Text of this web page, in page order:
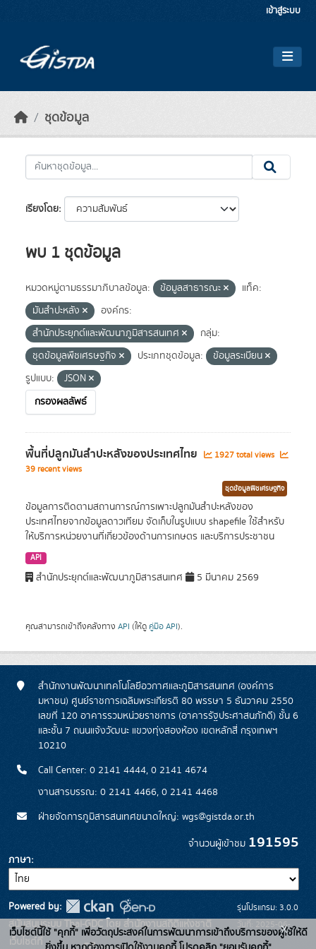
เข้าสู่ระบบ
ชุดข้อมูล
เรียงโดย
พบ 1 ชุดข้อมูล
หมวดหมู่ตามธรรมาภิบาลข้อมูล: ข้อมูลสาธารณะ
แท็ค:
มันสำปะหลัง
องค์กร:
สำนักประยุกต์และพัฒนาภูมิสารสนเทศ
กลุ่ม:
ชุดข้อมูลพืชเศรษฐกิจ
ประเภทชุดข้อมูล:
ข้อมูลระเบียน
รูปแบบ:
JSON
กรองผลลัพธ์
พื้นที่ปลูกมันสำปะหลังของประเทศไทย
1927 total views
39 recent views
ชุดข้อมูลพืชเศรษฐกิจ
ข้อมูลการติดตามสถานการณ์การเพาะปลูกมันสำปะหลังของ
ประเทศไทยจากข้อมูลดาวเทียม จัดเก็บในรูปแบบ shapefile ใช้สำหรับ
ให้บริการหน่วยงานที่เกี่ยวข้องด้านการเกษตร และบริการประชาชน
API
สำนักประยุกต์และพัฒนาภูมิสารสนเทศ 5 มีนาคม 2569
คุณสามารถเข้าถึงคลังทาง API (ให้ดู คู่มือ API).
สำนักงานพัฒนาเทคโนโลยีอวกาศและภูมิสารสนเทศ (องค์การ
มหาชน) ศูนย์ราชการเฉลิมพระเกียรติ 80 พรรษา 5 ธันวาคม 2550
เลขที่ 120 อาคารรวมหน่วยราชการ (อาคารรัฐประศาสนภักดี) ชั้น 6
และชั้น 7 ถนนแจ้งวัฒนะ แขวงทุ่งสองห้อง เขตหลักสี่ กรุงเทพฯ
10210
Call Center: 0 2141 4444, 0 2141 4674
งานสารบรรณ: 0 2141 4466, 0 2141 4468
ฝ่ายจัดการภูมิสารสนเทศขนาดใหญ่: wgs@gistda.or.th
จำนวนผู้เข้าชม 191595
ภาษา
Powered by:
สนับสนุนระบบ Thai-GDC โดย สำนักงานสถิติแห่งชาติ
เว็บไซต์ที่
รุ่นโปรแกรม: 3.0.0
วันที่: 2025-06-
26
เว็บไซต์นี้ใช้ "คุกกี้" เพื่อวัตถุประสงค์ในการพัฒนาการเข้าถึงบริการของผู้ใช้ให้ดี
x